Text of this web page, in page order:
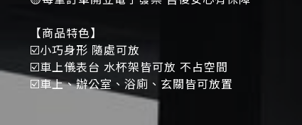
【商品特色】
☑️小巧身形 隨處可放
☑️車上儀表台 水杯架皆可放 不占空間
☑️車上、辦公室、浴廁、玄關皆可放置